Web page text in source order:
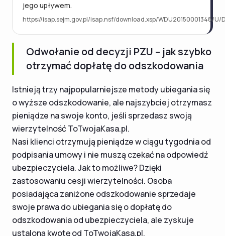
jego upływem.
https://isap.sejm.gov.pl/isap.nsf/download.xsp/WDU20150001348/U/
Odwołanie od decyzji PZU – jak szybko
otrzymać dopłatę do odszkodowania
Istnieją trzy najpopularniejsze metody ubiegania się
o wyższe odszkodowanie, ale najszybciej otrzymasz
pieniądze na swoje konto, jeśli sprzedasz swoją
wierzytelność ToTwojaKasa.pl.
Nasi klienci otrzymują pieniądze w ciągu tygodnia od
podpisania umowy i nie muszą czekać na odpowiedź
ubezpieczyciela. Jak to możliwe? Dzięki
zastosowaniu cesji wierzytelności. Osoba
posiadająca zaniżone odszkodowanie sprzedaje
swoje prawa do ubiegania się o dopłatę do
odszkodowania od ubezpieczyciela, ale zyskuje
ustaloną kwotę od ToTwojaKasa.pl.